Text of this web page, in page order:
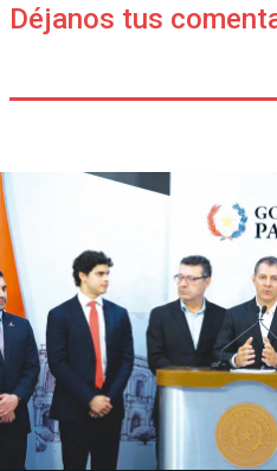
Déjanos tus